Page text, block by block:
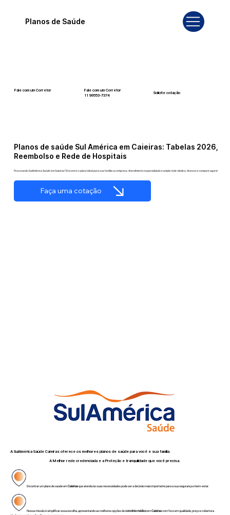
Planos de Saúde
Planos de saúde Sul América em Caieiras: Tabelas 2026,
Reembolso e Rede de Hospitais
Procurando SulAmérica Saúde em Caieiras? Encontre o plano ideal para sua família ou empresa. Atendimento especializado e ampla rede médica. Acesse e compare agora!
Faça uma cotação
Fale com um Corretor
Fale com um Corretor
11 99553-7374
Solicite cotação
A SulAmérica Saúde Caieiras oferece os melhores planos de saúde para você e sua família.
A Melhor rede credenciada e a Proteção e tranquilidade que você precisa.
Encontrar um plano de saúde emCaieirasque atenda às suas necessidades pode ser a decisão mais importante para a sua segurança e bem-estar.
Nossa missão é simplificar essa escolha, apresentando as melhores opções deconvênio médicoemCaieirascom foco em qualidade, preço e cobertura